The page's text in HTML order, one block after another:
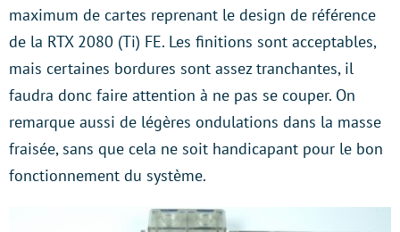
maximum de cartes reprenant le design de référence
de la RTX 2080 (Ti) FE. Les finitions sont acceptables,
mais certaines bordures sont assez tranchantes, il
faudra donc faire attention à ne pas se couper. On
remarque aussi de légères ondulations dans la masse
fraisée, sans que cela ne soit handicapant pour le bon
fonctionnement du système.